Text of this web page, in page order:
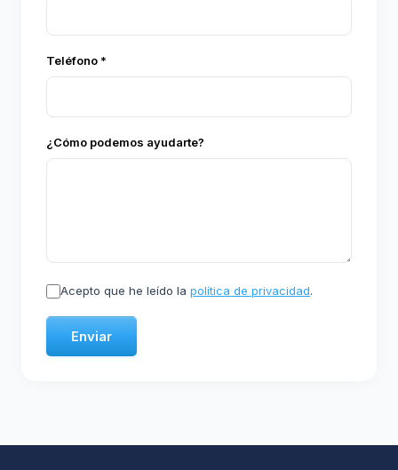
Teléfono *
¿Cómo podemos ayudarte?
Acepto que he leído la política de privacidad.
Enviar